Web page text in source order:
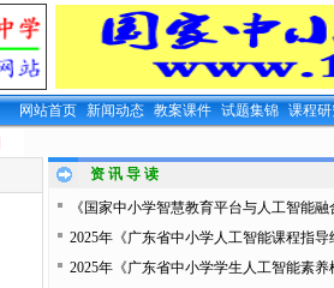
网站首页 新闻动态 教案课件 试题集锦 课程
资 讯 导 读
《国家中小学智慧教育平台与人工智能
2025年《广东省中小学人工智能课程指
2025年《广东省中小学学生人工智能素